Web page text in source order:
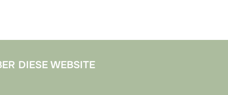
DIESE WEBSITE